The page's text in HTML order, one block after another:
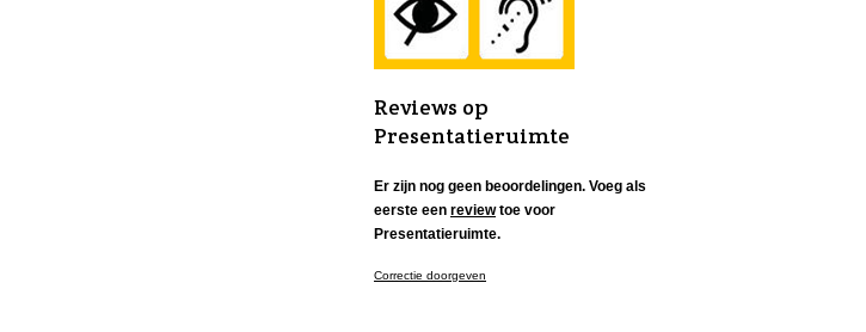
Reviews op
Presentatieruimte
Er zijn nog geen beoordelingen. Voeg als
eerste een reviewtoe voor
Presentatieruimte.
Correctie doorgeven